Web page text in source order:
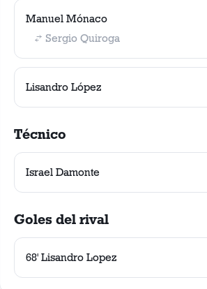
Manuel Mónaco
Sergio Quiroga
Lisandro López
Técnico
Israel Damonte
Goles del rival
68' Lisandro Lopez